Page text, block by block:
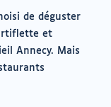
de déguster
et
Annecy. Mais